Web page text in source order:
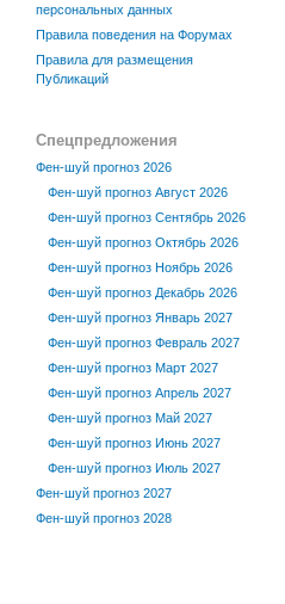
персональных данных
Правила поведения на Форумах
Правила для размещения
Публикаций
Спецпредложения
Фен-шуй прогноз 2026
Фен-шуй прогноз Август 2026
Фен-шуй прогноз Сентябрь 2026
Фен-шуй прогноз Октябрь 2026
Фен-шуй прогноз Ноябрь 2026
Фен-шуй прогноз Декабрь 2026
Фен-шуй прогноз Январь 2027
Фен-шуй прогноз Февраль 2027
Фен-шуй прогноз Март 2027
Фен-шуй прогноз Апрель 2027
Фен-шуй прогноз Май 2027
Фен-шуй прогноз Июнь 2027
Фен-шуй прогноз Июль 2027
Фен-шуй прогноз 2027
Фен-шуй прогноз 2028